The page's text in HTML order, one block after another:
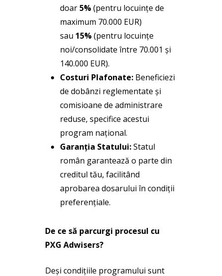
doar 5%(pentru locuințe de
maximum 70.000 EUR)
sau 15%(pentru locuințe
noi/consolidate între 70.001 și
140.000 EUR).
Costuri Plafonate:Beneficiezi
de dobânzi reglementate și
comisioane de administrare
reduse, specifice acestui
program național.
Garanția Statului:Statul
român garantează o parte din
creditul tău, facilitând
aprobarea dosarului în condiții
preferențiale.
De ce să parcurgi procesul cu
PXG Adwisers?
Deși condițiile programului sunt